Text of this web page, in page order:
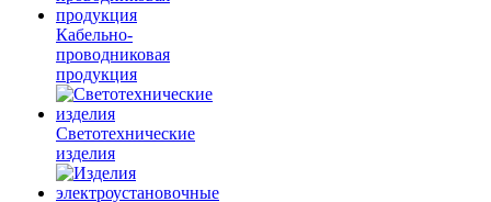
Кабельно-
проводниковая
продукция
Светотехнические
изделия